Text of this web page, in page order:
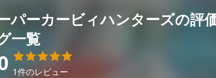
パーカービィハンターズの評
一覧
1件のレビュー